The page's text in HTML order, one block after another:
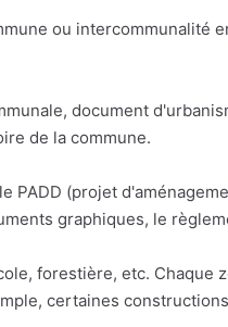
ou intercommunalité
document
de la commune.
(projet
graphiques, le
forestière, etc. Chaque
certaines